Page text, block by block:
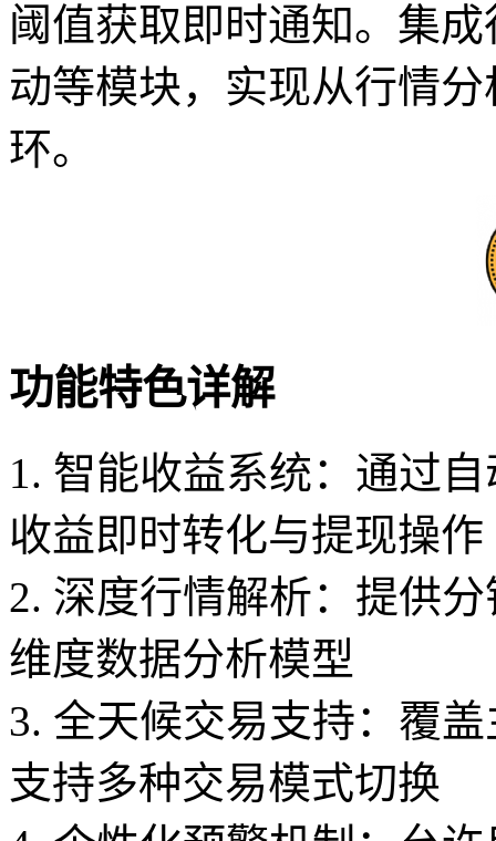
阈值获取即时通知。集
动等模块，实现从行情
环。
功能特色详解
1. 智能收益系统：通过
收益即时转化与提现操作
2. 深度行情解析：提供
维度数据分析模型
3. 全天候交易支持：覆
支持多种交易模式切换